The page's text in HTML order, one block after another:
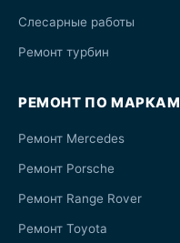
Слесарные работы
Ремонт турбин
РЕМОНТ ПО МАРКАМ
Ремонт Mercedes
Ремонт Porsche
Ремонт Range Rover
Ремонт Toyota